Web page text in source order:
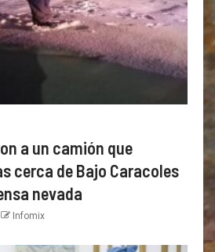
a un camión que
cerca de Bajo Caracoles
nevada
Infomix